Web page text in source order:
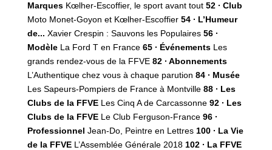
MarquesKœlher-Escoffier, le sport avant tout 52 ∙ Club
Moto Monet-Goyon et Kœlher-Escoffier 54 ∙ L’Humeur
de... Xavier Crespin : Sauvons les Populaires 56 ∙
ModèleLa Ford T en France 65 ∙ ÉvénementsLes
grands rendez-vous de la FFVE 82 ∙ Abonnements
L’Authentique chez vous à chaque parution 84 ∙ Musée
Les Sapeurs-Pompiers de France à Montville 88 ∙ Les
Clubs de la FFVELes Cinq A de Carcassonne 92 ∙ Les
Clubs de la FFVELe Club Ferguson-France 96 ∙
Professionnel Jean-Do, Peintre en Lettres 100 ∙ La Vie
de la FFVEL’Assemblée Générale 2018 102 ∙ La FFVE